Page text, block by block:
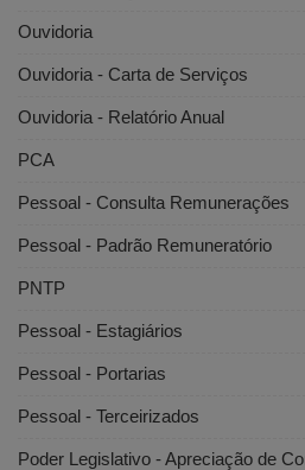
Ouvidoria
Ouvidoria - Carta de Serviços
Ouvidoria - Relatório Anual
PCA
Pessoal - Consulta Remunerações
Pessoal - Padrão Remuneratório
PNTP
Pessoal - Estagiários
Pessoal - Portarias
Pessoal - Terceirizados
Poder Legislativo - Apreciação de